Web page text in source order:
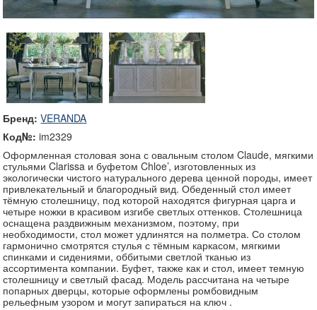
Бренд: VERANDA
Код№:im2329
Оформленная столовая зона с овальным столом Claude, мягкими
стульями Clarissa и буфетом Chloe’, изготовленных из
экологически чистого натурального дерева ценной породы, имеет
привлекательный и благородный вид. Обеденный стол имеет
тёмную столешницу, под которой находятся фигурная царга и
четыре ножки в красивом изгибе светлых оттенков. Столешница
оснащена раздвижным механизмом, поэтому, при
необходимости, стол может удлинятся на полметра. Со столом
гармонично смотрятся стулья с тёмным каркасом, мягкими
спинками и сидениями, оббитыми светлой тканью из
ассортимента компании. Буфет, также как и стол, имеет темную
столешницу и светлый фасад. Модель рассчитана на четыре
попарных дверцы, которые оформлены ромбовидным
рельефным узором и могут запираться на ключ .